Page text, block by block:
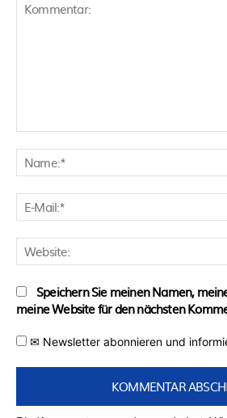
Speichern Sie meinen Namen,
meine Website für den nächsten
✉ Newsletter abonnieren und